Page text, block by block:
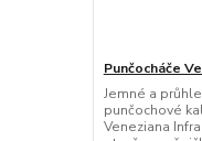
Punčocháče
Jemné a
punčochové
Veneziana